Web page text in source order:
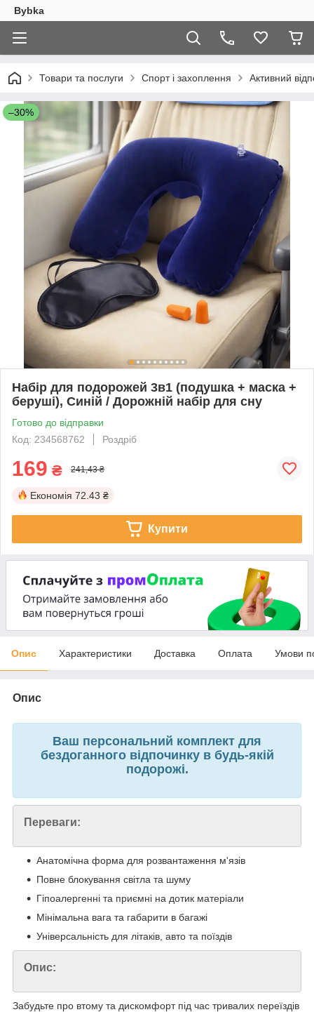
Bybka
Товари та послуги Спорт і захоплення Активний
–30%
Набір для подорожей 3в1 (подушка + маска +
беруші), Синій / Дорожній набір для сну
Готово до відправки
Код: 234568762
Роздріб
169 ₴ 241,43 ₴
Економія 72.43 ₴
Купити
Опис Характеристики Доставка Оплата Умови
Опис
Ваш персональний комплект для
бездоганного відпочинку в будь-якій
подорожі.
Переваги:
Анатомічна форма для розвантаження м'язів
Повне блокування світла та шуму
Гіпоалергенні та приємні на дотик матеріали
Мінімальна вага та габарити в багажі
Універсальність для літаків, авто та поїздів
Опис:
Забудьте про втому та дискомфорт під час тривалих переїздів